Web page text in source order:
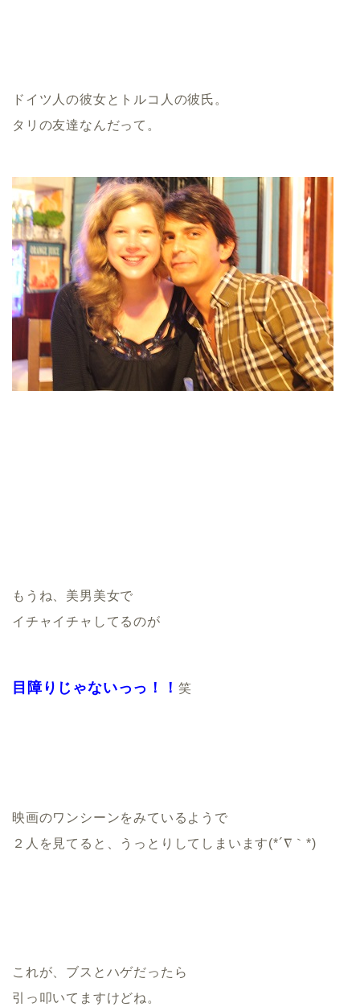
ドイツ人の彼女とトルコ人の彼氏。
タリの友達なんだって。
もうね、美男美女で
イチャイチャしてるのが
目障りじゃないっっ！！ 笑
映画のワンシーンをみているようで
２人を見てると、うっとりしてしまいます(*´∇｀*)
これが、ブスとハゲだったら
引っ叩いてますけどね。